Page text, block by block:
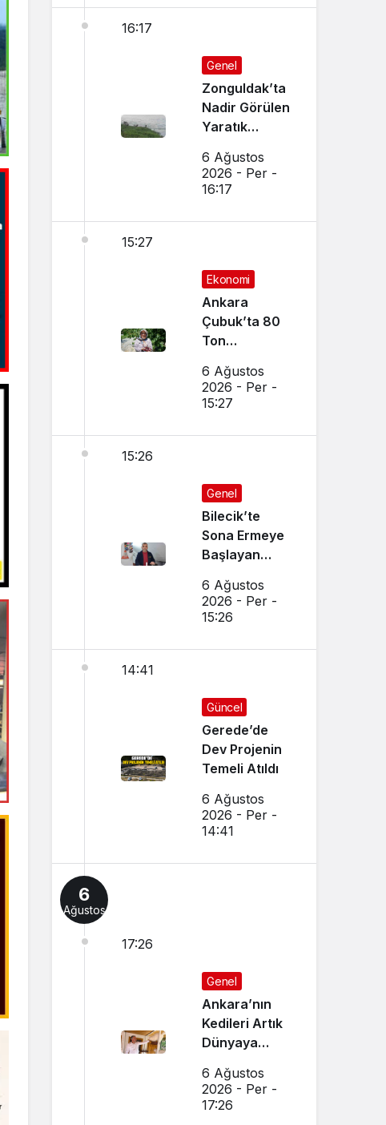
16:17
Genel
Zonguldak’ta
Nadir Görülen
Yaratık
6 Ağustos
2026 - Per -
16:17
15:27
Ekonomi
Ankara
Çubuk’ta 80
Ton
6 Ağustos
2026 - Per -
15:27
15:26
Genel
Bilecik’te
Sona Ermeye
Başlayan
Sürdürüyor
6 Ağustos
2026 - Per -
15:26
14:41
Güncel
Gerede’de
Dev Projenin
Temeli Atıldı
6 Ağustos
2026 - Per -
14:41
6
Ağustos
17:26
Genel
Ankara’nın
Kedileri Artık
Dünyaya
Tanıtılıyor
6 Ağustos
2026 - Per -
17:26